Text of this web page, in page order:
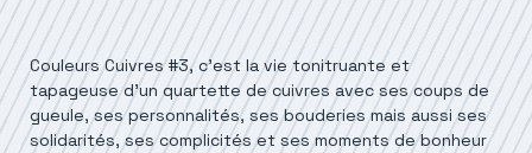
Couleurs Cuivres #3, c’est la vie tonitruante et
tapageuse d’un quartette de cuivres avec ses coups de
gueule, ses personnalités, ses bouderies mais aussi ses
solidarités, ses complicités et ses moments de bonheur